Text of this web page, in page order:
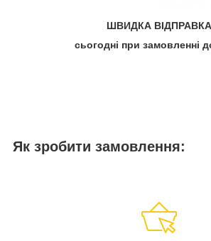
ШВИДКА ВІДПРАВКА
сьогодні при замовленні
Як зробити замовлення: